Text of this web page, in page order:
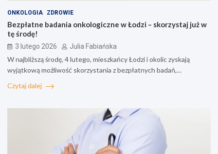
ONKOLOGIA ZDROWIE
Bezpłatne badania onkologiczne w Łodzi – skorzystaj już w
tę środę!
3 lutego 2026 Julia Fabiańska
W najbliższą środę, 4 lutego, mieszkańcy Łodzi i okolic zyskają
wyjątkową możliwość skorzystania z bezpłatnych badań,…
Czytaj dalej